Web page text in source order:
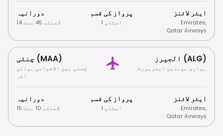
دورانیہ
14 گھنٹے 45 منٹ
پرواز کی قسم
1 اسٹاپ
ایئر لائنز
Emirates,
Qatar Airways
چنئی (MAA)
چنئی بین الاقوامی ہوائی
اڈہ
الجیرز (ALG)
ہواری بومدین ایئرپورٹ
دورانیہ
15 گھنٹے 10 منٹ
پرواز کی قسم
1 اسٹاپ
ایئر لائنز
Emirates,
Qatar Airways